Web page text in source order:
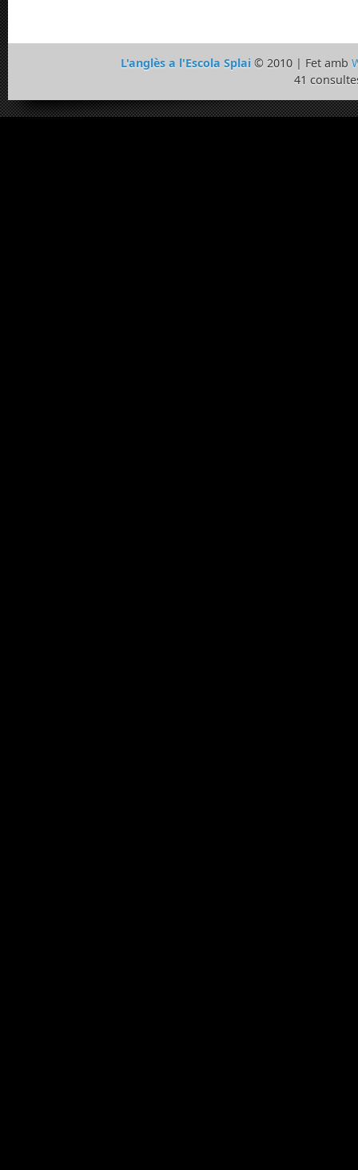
L'anglès a l'Escola Splai© 2010 | Fet amb
41